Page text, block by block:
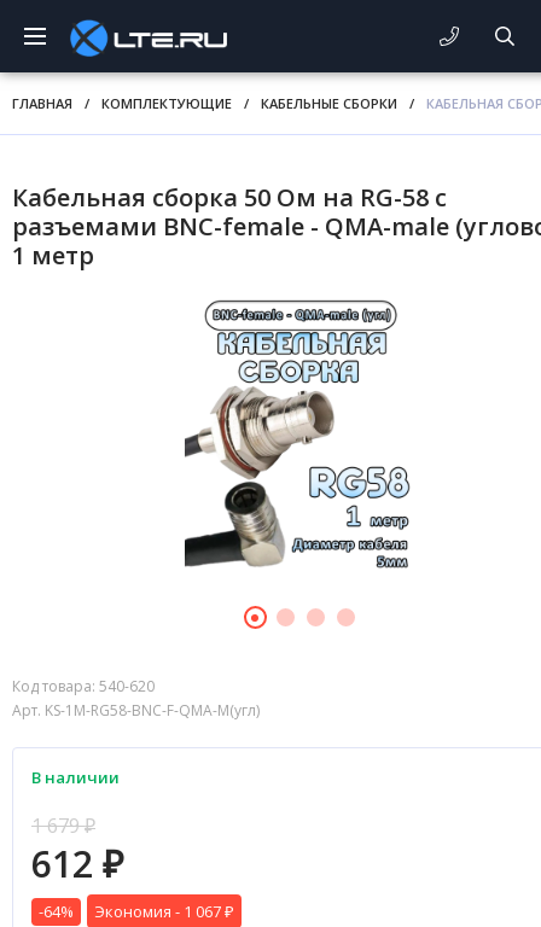
ГЛАВНАЯ / КОМПЛЕКТУЮЩИЕ / КАБЕЛЬНЫЕ СБОРКИ / КАБЕЛЬНАЯ
Кабельная сборка 50 Ом на RG-58 с
разъемами BNC-female - QMA-male
1 метр
Код товара: 540-620
Арт. KS-1M-RG58-BNC-F-QMA-M(угл)
В наличии
1 679₽
612 ₽
-64% Экономия - 1 067 ₽